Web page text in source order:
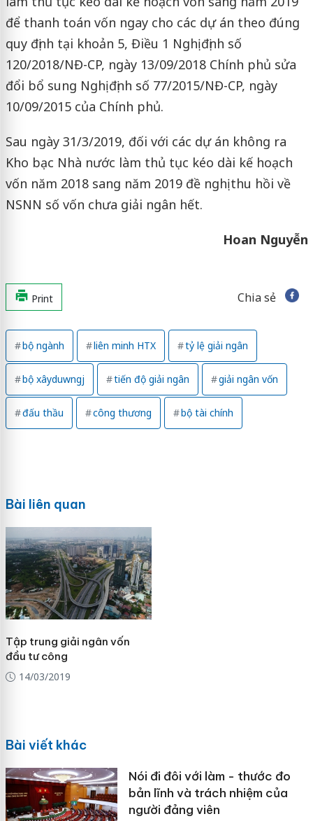
để thanh toán vốn ngay cho các dự án theo đúng
quy định tại khoản 5, Điều 1 Nghị định số
120/2018/NĐ-CP, ngày 13/09/2018 Chính phủ sửa
đổi bổ sung Nghị định số 77/2015/NĐ-CP, ngày
10/09/2015 của Chính phủ.
Sau ngày 31/3/2019, đối với các dự án không ra
Kho bạc Nhà nước làm thủ tục kéo dài kế hoạch
vốn năm 2018 sang năm 2019 đề nghị thu hồi về
NSNN số vốn chưa giải ngân hết.
Hoan Nguyễn
Print Chia sẻ
bộ ngành liên minh HTX tỷ lệ giải ngân
bộ xâyduwngj tiến độ giải ngân giải ngân vốn
đấu thầu công thương bộ tài chính
Bài liên quan
Tập trung giải ngân vốn
đầu tư công
14/03/2019
Bài viết khác
Nói đi đôi với làm - thước đo
bản lĩnh và trách nhiệm của
người đảng viên